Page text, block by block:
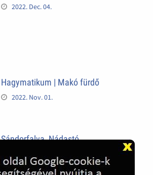
2022. Dec. 04.
Hagymatikum | Makó fürdő
2022. Nov. 01.
Sándorfalva, Nádastó